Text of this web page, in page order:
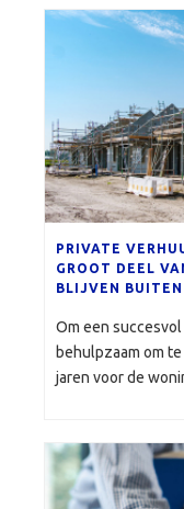
PRIVATE
GROOT DEEL
BLIJVEN
Om een
behulpzaam om
jaren voor de